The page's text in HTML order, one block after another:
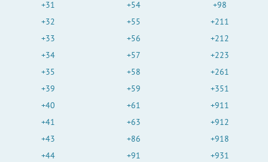
+31
+32
+33
+34
+35
+39
+40
+41
+43
+44
+54
+55
+56
+57
+58
+59
+61
+63
+86
+91
+98
+211
+212
+223
+261
+351
+911
+912
+918
+931